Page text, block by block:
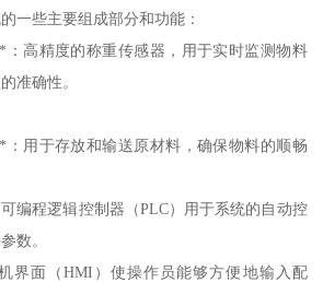
一些主要组成部分和功能：
高精度的称重传感器，用于实时监测物料
准确性。
用于存放和输送原材料，确保物料的顺畅
编程逻辑控制器（PLC）用于系统的自动控
数。
界面（HMI）使操作员能够方便地输入配